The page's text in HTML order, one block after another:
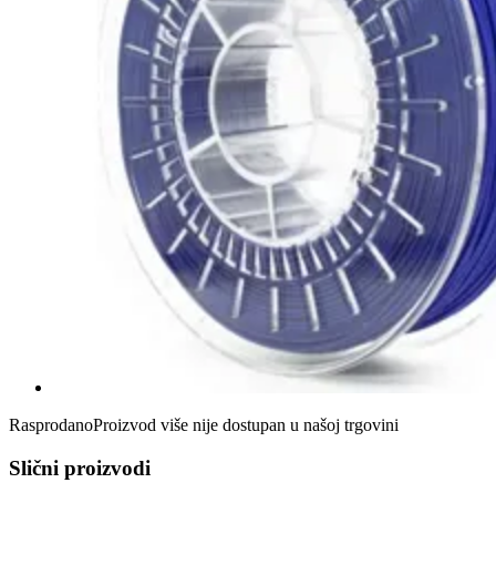
RasprodanoProizvod više nije dostupan u našoj trgovini
Slični proizvodi